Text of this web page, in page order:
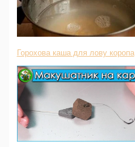
Горохова каша для лову коропа